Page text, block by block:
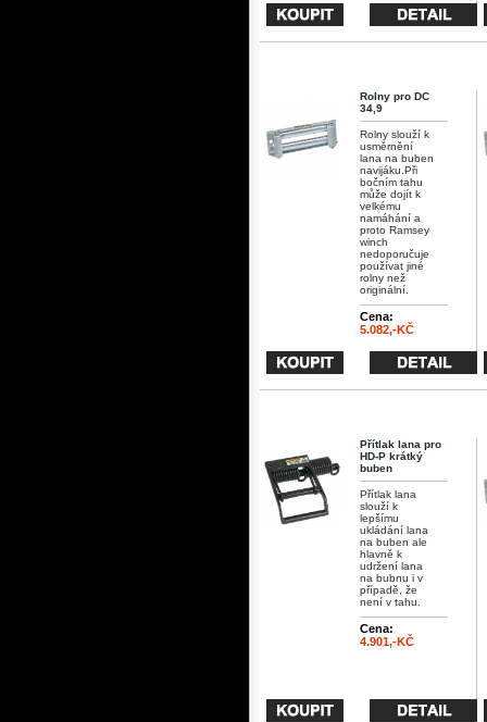
Rolny pro DC
34,9
Rolny slouží k
usměrnění
lana na buben
navijáku.Při
bočním tahu
může dojít k
velkému
namáhání a
proto Ramsey
winch
nedoporučuje
používat jiné
rolny než
originální.
Cena:
5.082,-KČ
Přítlak lana pro
HD-P krátký
buben
Přítlak lana
slouží k
lepšímu
ukládání lana
na buben ale
hlavně k
udržení lana
na bubnu i v
případě, že
není v tahu.
Cena:
4.901,-KČ